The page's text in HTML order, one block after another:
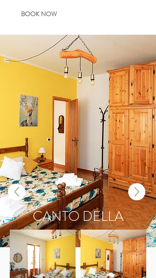
BOOK NOW
CANTO DELLA
NATURA